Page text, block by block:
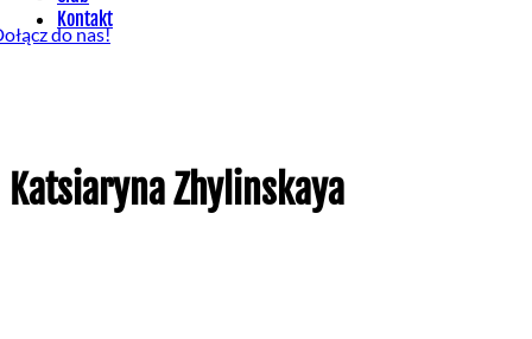
Kontakt
do nas!
Katsiaryna Zhylinskaya